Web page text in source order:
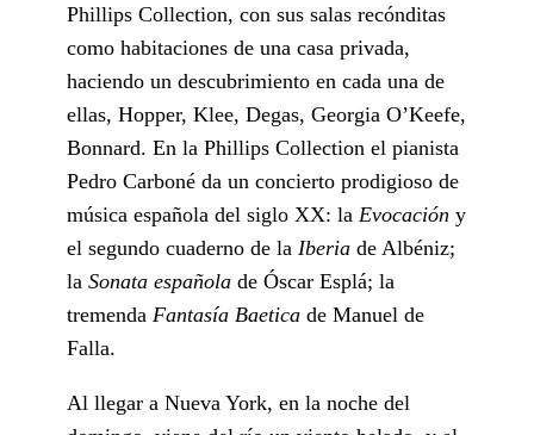
Phillips Collection, con sus salas recónditas
como habitaciones de una casa privada,
haciendo un descubrimiento en cada una de
ellas, Hopper, Klee, Degas, Georgia O’Keefe,
Bonnard. En la Phillips Collection el pianista
Pedro Carboné da un concierto prodigioso de
música española del siglo XX: la Evocación y
el segundo cuaderno de la Iberia de Albéniz;
la Sonata española de Óscar Esplá; la
tremenda Fantasía Baetica de Manuel de
Falla.
Al llegar a Nueva York, en la noche del